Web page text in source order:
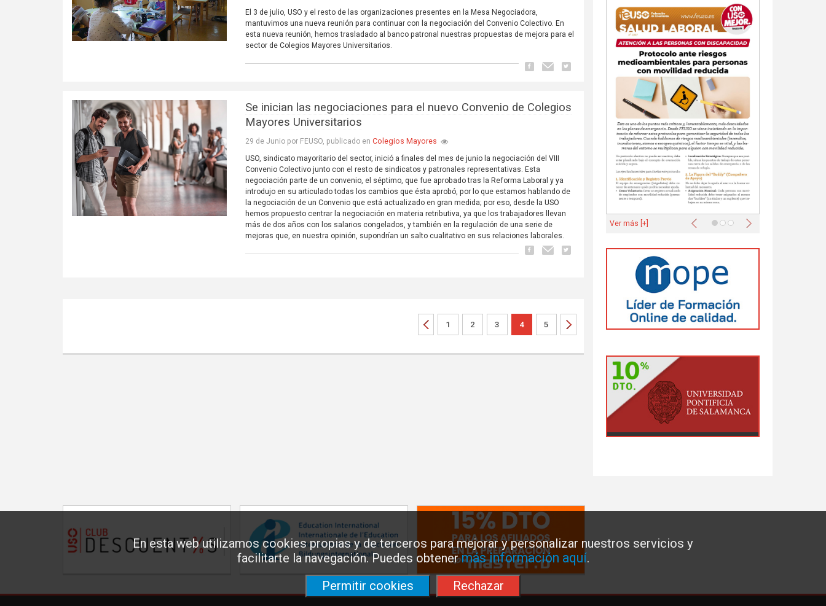
En esta web utilizamos cookies propias y de terceros para mejorar y personalizar nuestros servicios y
facilitarte la navegación. Puedes obtenermás información aquí.
Permitir cookies
Rechazar
El 3 de julio, USO y el resto de las organizaciones presentes en la Mesa Negociadora,
mantuvimos una nueva reunión para continuar con la negociación del Convenio Colectivo. En
esta nueva reunión, hemos trasladado al banco patronal nuestras propuestas de mejora para el
sector de Colegios Mayores Universitarios.
Se inician las negociaciones para el nuevo Convenio de Colegios
Mayores Universitarios
29 de Junio por FEUSO, publicado enColegios Mayores
USO, sindicato mayoritario del sector, inició a finales del mes de junio la negociación del VIII
Convenio Colectivo junto con el resto de sindicatos y patronales representativas. Esta
negociación parte de un convenio, el séptimo, que fue aprobado tras la Reforma Laboral y ya
introdujo en su articulado todas los cambios que ésta aprobó, por lo que estamos hablando de
la negociación de un Convenio que está actualizado en gran medida; por eso, desde la USO
hemos propuesto centrar la negociación en materia retributiva, ya que los trabajadores llevan
más de dos años con los salarios congelados, y también en la regulación de una serie de
mejoras que, en nuestra opinión, supondrían un salto cualitativo en sus relaciones laborales.
1 2 3 4 5
Anterior Siguiente
Ver más [+]